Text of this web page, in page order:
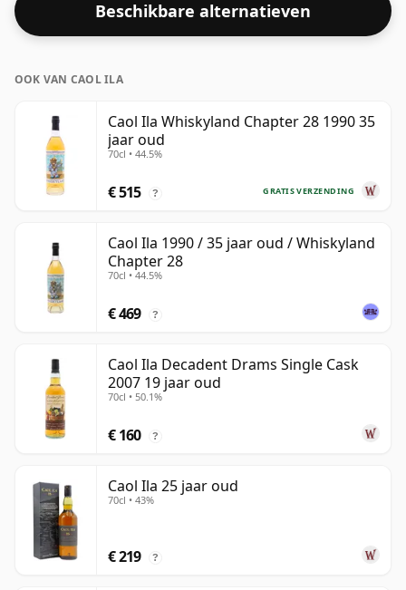
Beschikbare alternatieven
OOK VAN CAOL ILA
Caol Ila Whiskyland Chapter 28 1990 35
jaar oud
70cl • 44.5%
GRATIS VERZENDING
€ 515 ?
Caol Ila 1990 / 35 jaar oud / Whiskyland
Chapter 28
70cl • 44.5%
€ 469 ?
Caol Ila Decadent Drams Single Cask
2007 19 jaar oud
70cl • 50.1%
€ 160 ?
Caol Ila 25 jaar oud
70cl • 43%
€ 219 ?